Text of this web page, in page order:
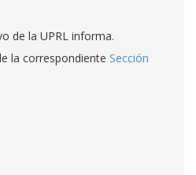
de la UPRL informa.
la correspondiente Sección